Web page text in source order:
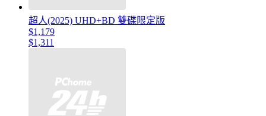
超人(2025) UHD+BD 雙碟限定版
$1,179
$1,311